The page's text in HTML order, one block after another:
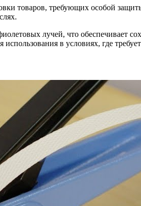
товаров, требующих особой
лучей, что обеспечивает
в условиях, где